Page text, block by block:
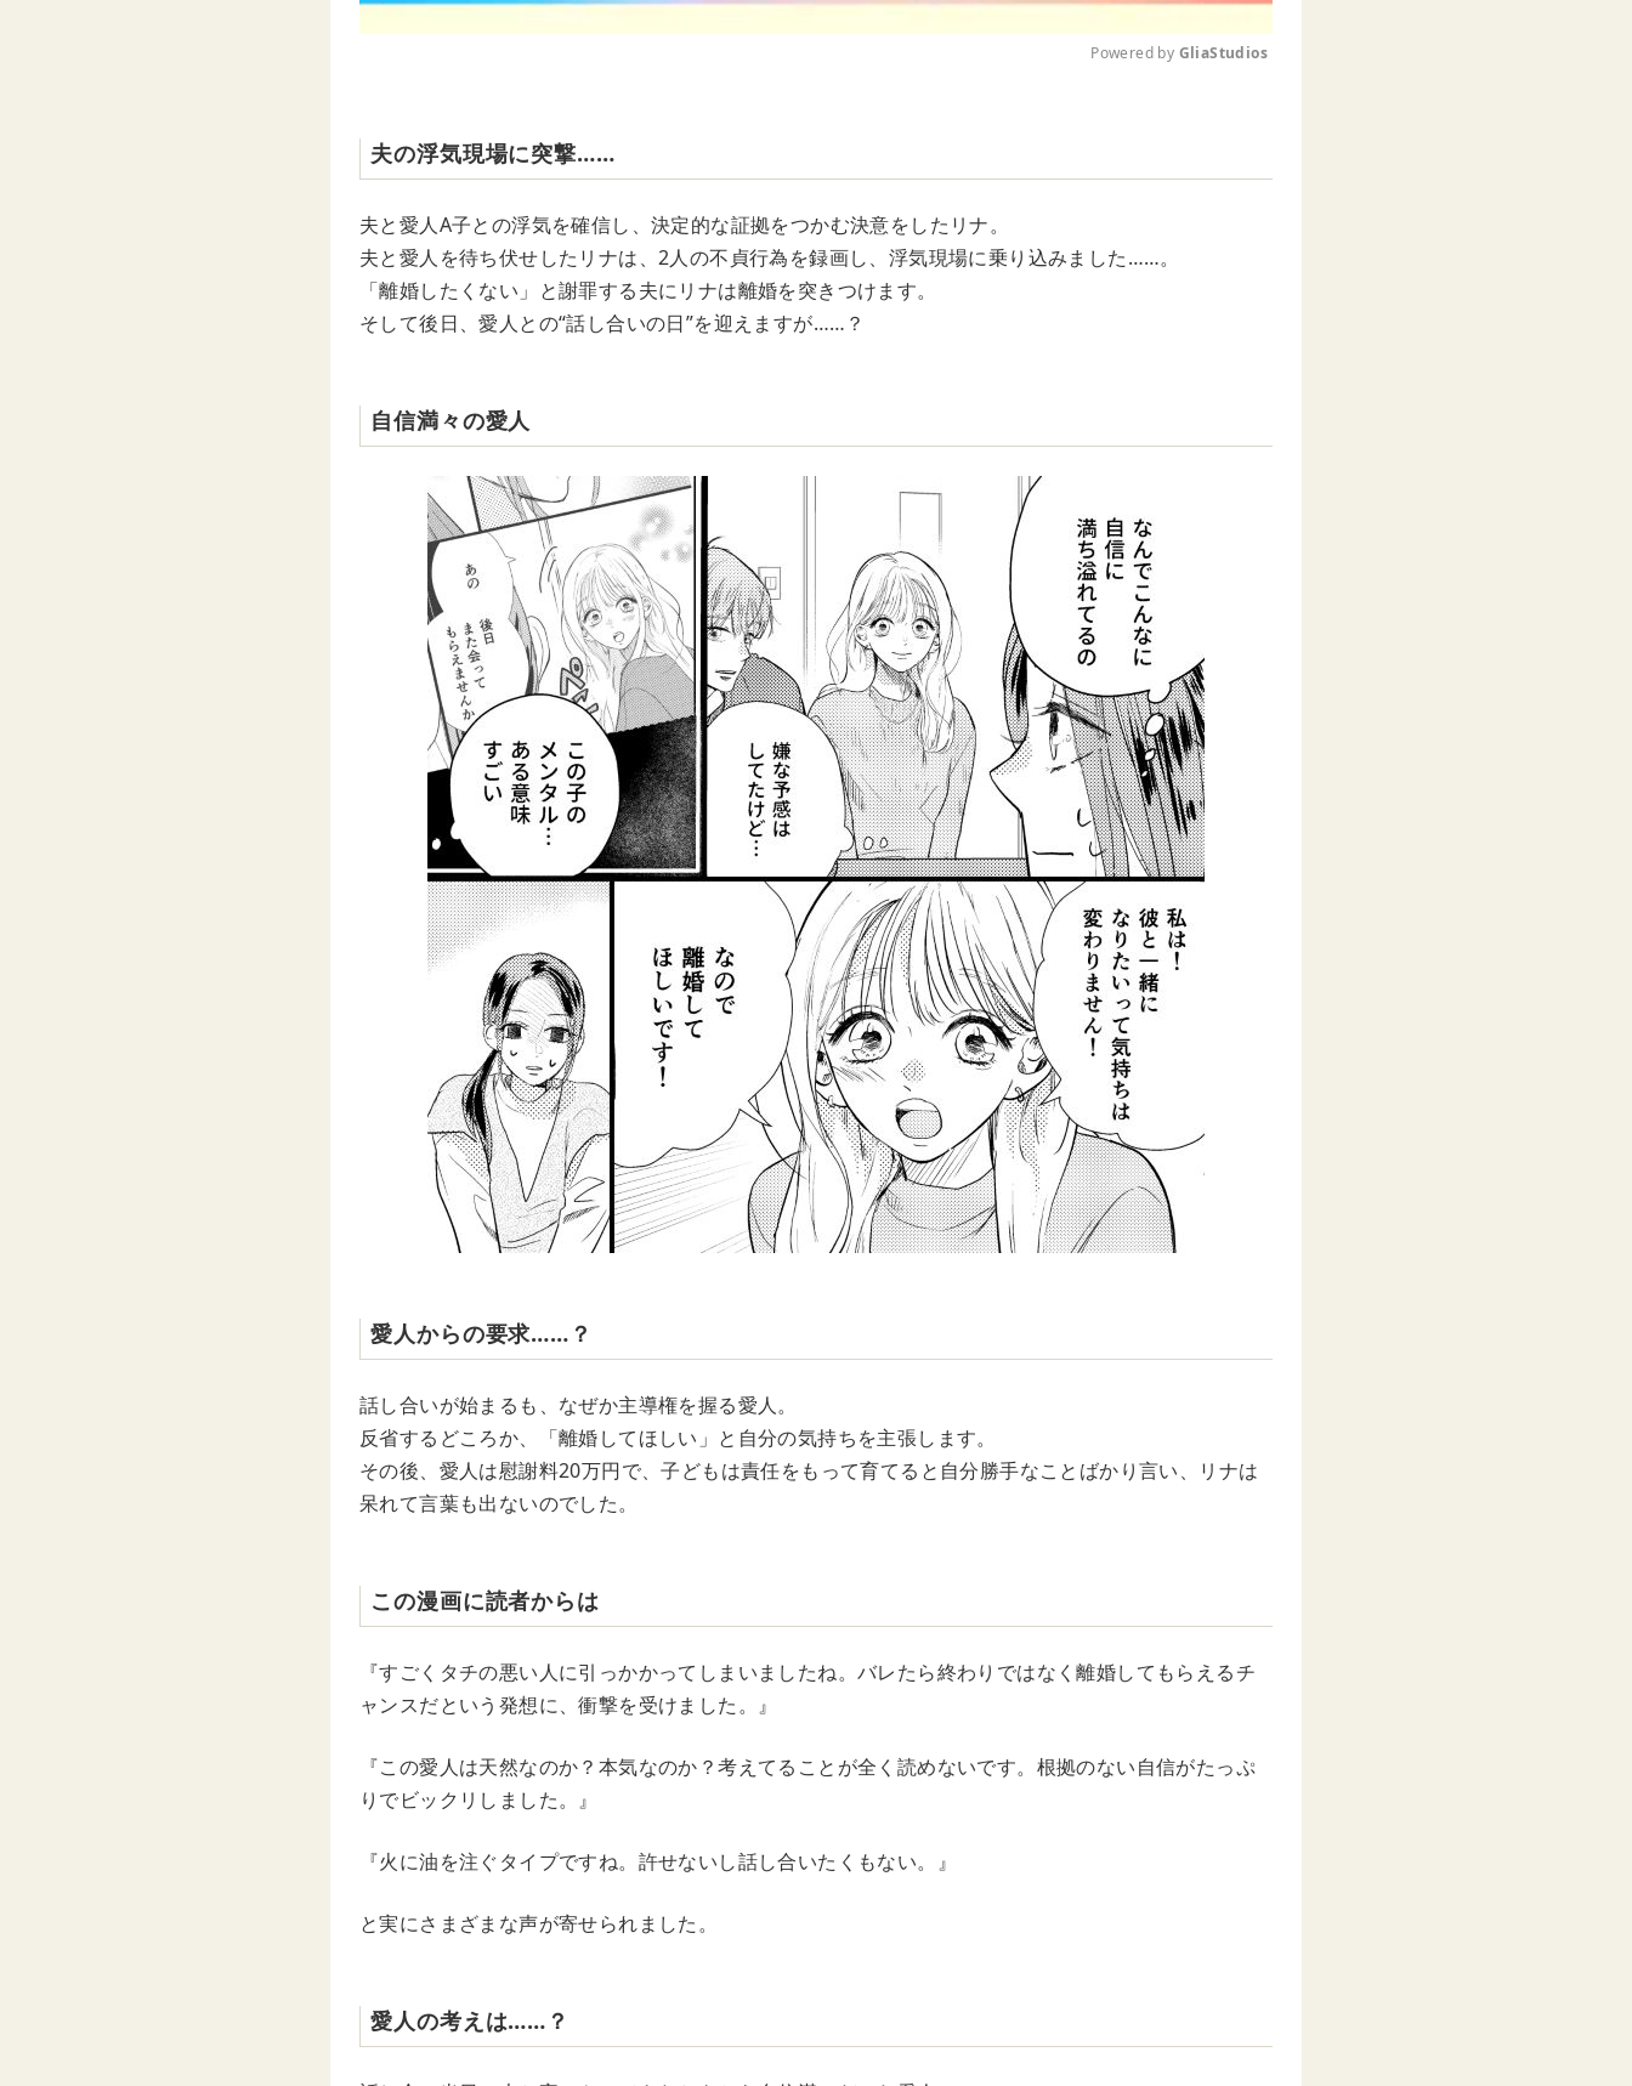
t
Powered by GliaStudios
夫の浮気現場に突撃……
夫と愛人A子との浮気を確信し、決定的な証拠をつかむ決意をしたリナ。
夫と愛人を待ち伏せしたリナは、2人の不貞行為を録画し、浮気現場に乗り込みました……。
「離婚したくない」と謝罪する夫にリナは離婚を突きつけます。
そして後日、愛人との“話し合いの日”を迎えますが……？
自信満々の愛人
愛人からの要求……？
話し合いが始まるも、なぜか主導権を握る愛人。
反省するどころか、「離婚してほしい」と自分の気持ちを主張します。
その後、愛人は慰謝料20万円で、子どもは責任をもって育てると自分勝手なことばかり言い、リナは
呆れて言葉も出ないのでした。
この漫画に読者からは
『すごくタチの悪い人に引っかかってしまいましたね。バレたら終わりではなく離婚してもらえるチ
ャンスだという発想に、衝撃を受けました。』
『この愛人は天然なのか？本気なのか？考えてることが全く読めないです。根拠のない自信がたっぷ
りでビックリしました。』
『火に油を注ぐタイプですね。許せないし話し合いたくもない。』
と実にさまざまな声が寄せられました。
愛人の考えは……？